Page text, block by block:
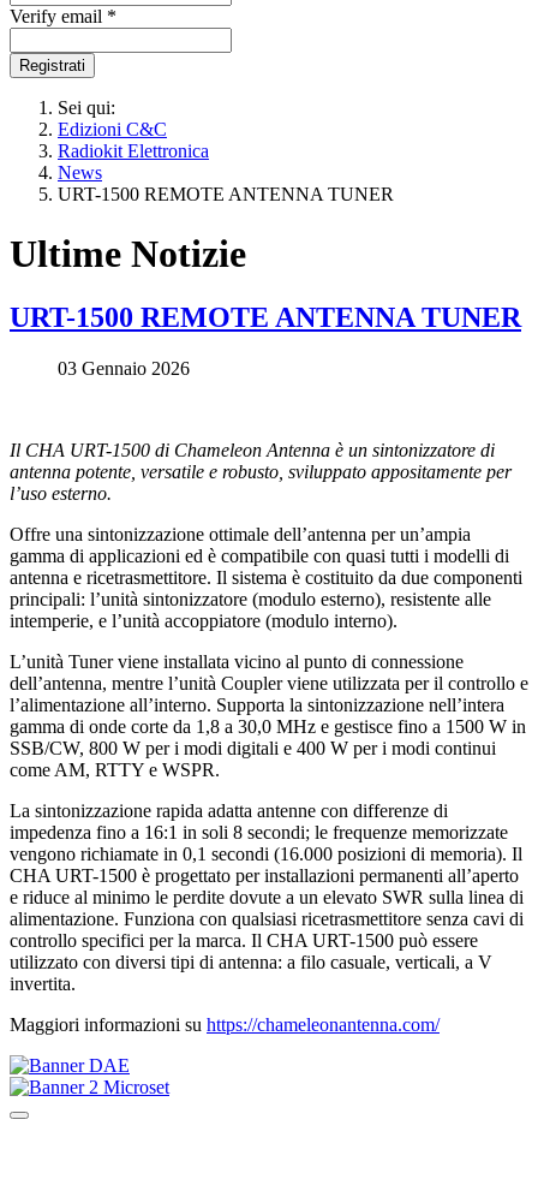
Verify email *
Registrati
Sei qui:
Edizioni C&C
Radiokit Elettronica
News
URT-1500 REMOTE ANTENNA TUNER
Ultime Notizie
URT-1500 REMOTE ANTENNA TUNER
03 Gennaio 2026
Il CHA URT-1500 di Chameleon Antenna è un sintonizzatore di
antenna potente, versatile e robusto, sviluppato appositamente per
l’uso esterno.
Offre una sintonizzazione ottimale dell’antenna per un’ampia
gamma di applicazioni ed è compatibile con quasi tutti i modelli di
antenna e ricetrasmettitore. Il sistema è costituito da due componenti
principali: l’unità sintonizzatore (modulo esterno), resistente alle
intemperie, e l’unità accoppiatore (modulo interno).
L’unità Tuner viene installata vicino al punto di connessione
dell’antenna, mentre l’unità Coupler viene utilizzata per il controllo e
l’alimentazione all’interno. Supporta la sintonizzazione nell’intera
gamma di onde corte da 1,8 a 30,0 MHz e gestisce fino a 1500 W in
SSB/CW, 800 W per i modi digitali e 400 W per i modi continui
come AM, RTTY e WSPR.
La sintonizzazione rapida adatta antenne con differenze di
impedenza fino a 16:1 in soli 8 secondi; le frequenze memorizzate
vengono richiamate in 0,1 secondi (16.000 posizioni di memoria). Il
CHA URT-1500 è progettato per installazioni permanenti all’aperto
e riduce al minimo le perdite dovute a un elevato SWR sulla linea di
alimentazione. Funziona con qualsiasi ricetrasmettitore senza cavi di
controllo specifici per la marca. Il CHA URT-1500 può essere
utilizzato con diversi tipi di antenna: a filo casuale, verticali, a V
invertita.
Maggiori informazioni su https://chameleonantenna.com/